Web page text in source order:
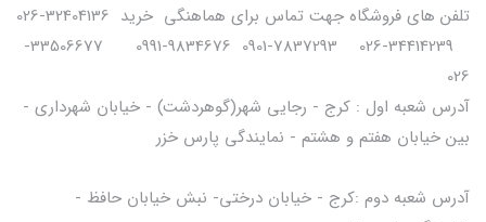
تلفن های فروشگاه جهت تماس برای هماهنگی خرید 32404136-026
34414239-026 7837293-0901 9834676-0991 33506677-
026
آدرس شعبه اول : کرج - رجایی شهر(گوهردشت) - خیابان شهرداری -
بین خیابان هفتم و هشتم - نمایندگی پارس خزر
آدرس شعبه دوم :کرج - خیابان درختی- نبش خیابان حافظ -